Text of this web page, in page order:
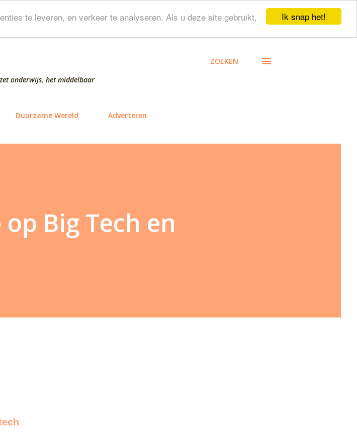
Ik snap het!
te leveren, en verkeer te analyseren. Als u deze site gebruikt,
hoofdcontent
onderwijs, het middelbaar
ZOEKEN
Duurzame Wereld Adverteren
Big Tech en